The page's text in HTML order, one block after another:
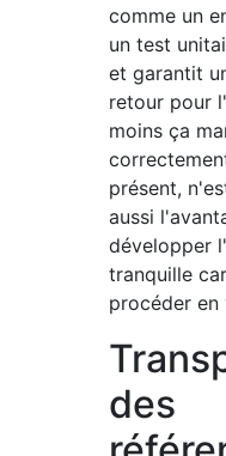
comme un
un test
et garantit
retour pour
moins ça
présent,
aussi
développer
tranquille
procéder en
des